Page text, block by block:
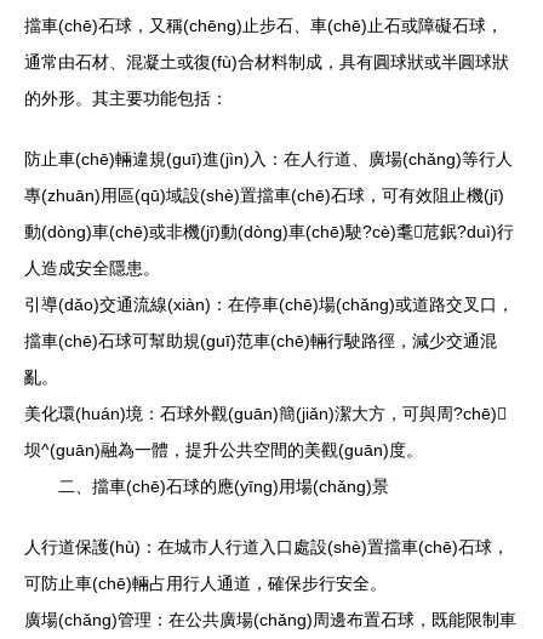
擋車(chē)石球，又稱(chēng)止步石、車(chē)止石或障礙石球，
通常由石材、混凝土或復(fù)合材料制成，具有圓球狀或半圓球狀
的外形。其主要功能包括：
防止車(chē)輛違規(guī)進(jìn)入：在人行道、廣場(chǎng)等行人
專(zhuān)用區(qū)域設(shè)置擋車(chē)石球，可有效阻止機(jī)
動(dòng)車(chē)或非機(jī)動(dòng)車(chē)駛?cè)耄苊鈱?duì)行
人造成安全隱患。
引導(dǎo)交通流線(xiàn)：在停車(chē)場(chǎng)或道路交叉口，
擋車(chē)石球可幫助規(guī)范車(chē)輛行駛路徑，減少交通混
亂。
美化環(huán)境：石球外觀(guān)簡(jiǎn)潔大方，可與周?chē)
坝^(guān)融為一體，提升公共空間的美觀(guān)度。
二、擋車(chē)石球的應(yīng)用場(chǎng)景
人行道保護(hù)：在城市人行道入口處設(shè)置擋車(chē)石球，
可防止車(chē)輛占用行人通道，確保步行安全。
廣場(chǎng)管理：在公共廣場(chǎng)周邊布置石球，既能限制車